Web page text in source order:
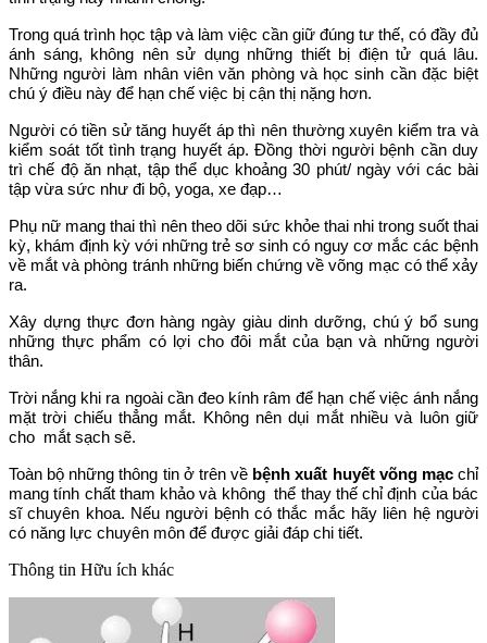
Trong quá trình học tập và làm việc cần giữ đúng tư thế, có đầy đủ
ánh sáng, không nên sử dụng những thiết bị điện tử quá lâu.
Những người làm nhân viên văn phòng và học sinh cần đặc biệt
chú ý điều này để hạn chế việc bị cận thị nặng hơn.
Người có tiền sử tăng huyết áp thì nên thường xuyên kiểm tra và
kiểm soát tốt tình trạng huyết áp. Đồng thời người bệnh cần duy
trì chế độ ăn nhạt, tập thể dục khoảng 30 phút/ ngày với các bài
tập vừa sức như đi bộ, yoga, xe đạp…
Phụ nữ mang thai thì nên theo dõi sức khỏe thai nhi trong suốt thai
kỳ, khám định kỳ với những trẻ sơ sinh có nguy cơ mắc các bệnh
về mắt và phòng tránh những biến chứng về võng mạc có thể xảy
ra.
Xây dựng thực đơn hàng ngày giàu dinh dưỡng, chú ý bổ sung
những thực phẩm có lợi cho đôi mắt của bạn và những người
thân.
Trời nắng khi ra ngoài cần đeo kính râm để hạn chế việc ánh nắng
mặt trời chiếu thẳng mắt. Không nên dụi mắt nhiều và luôn giữ
cho mắt sạch sẽ.
Toàn bộ những thông tin ở trên về bệnh xuất huyết võng mạcchỉ
mang tính chất tham khảo và không thể thay thế chỉ định của bác
sĩ chuyên khoa. Nếu người bệnh có thắc mắc hãy liên hệ người
có năng lực chuyên môn để được giải đáp chi tiết.
Thông tin Hữu ích khác